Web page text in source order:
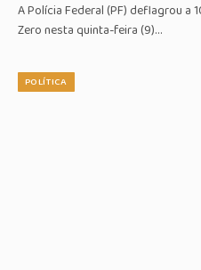
A Polícia Federal (PF) deflagrou a
Zero nesta quinta-feira (9)…
POLÍTICA